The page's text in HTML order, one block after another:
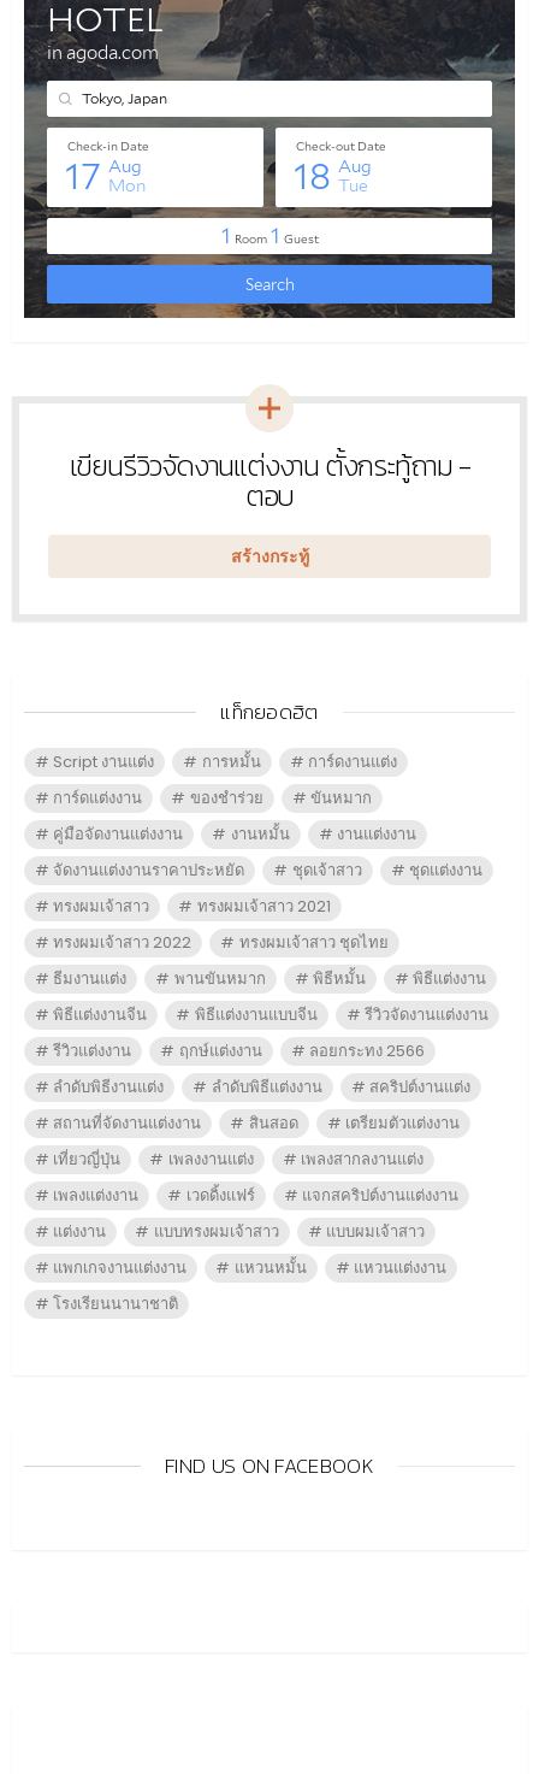
หัวข้อ
ใหม่เขียนรีวิวจัดงานแต่งงาน ตั้งกระทู้ถาม -
ตอบ
สร้างกระทู้
แท็กยอดฮิต
Script งานแต่ง การหมั้น
การ์ดงานแต่ง
การ์ดแต่งงาน
ของชำร่วย
ขันหมาก
คู่มือจัดงานแต่งงาน
งานหมั้น
งานแต่งงาน
จัดงานแต่งงานราคาประหยัด
ชุดเจ้าสาว
ชุดแต่งงาน
ทรงผมเจ้าสาว
ทรงผมเจ้าสาว 2021
ทรงผมเจ้าสาว 2022
ทรงผมเจ้าสาว ชุดไทย
ธีมงานแต่ง
พานขันหมาก พิธีหมั้น
พิธีแต่งงาน
พิธีแต่งงานจีน
พิธีแต่งงานแบบจีน
รีวิวจัดงานแต่งงาน
รีวิวแต่งงาน
ฤกษ์แต่งงาน
ลอยกระทง 2566
ลำดับพิธีงานแต่ง
ลำดับพิธีแต่งงาน
สคริปต์งานแต่ง
สถานที่จัดงานแต่งงาน
สินสอด
เตรียมตัวแต่งงาน
เที่ยวญี่ปุ่น
เพลงงานแต่ง
เพลงสากลงานแต่ง
เพลงแต่งงาน
เวดดิ้งแฟร์
แจกสคริปต์งานแต่งงาน
แต่งงาน
แบบทรงผมเจ้าสาว
แบบผมเจ้าสาว
แพกเกจงานแต่งงาน
แหวนหมั้น
แหวนแต่งงาน
โรงเรียนนานาชาติ
FIND US ON FACEBOOK